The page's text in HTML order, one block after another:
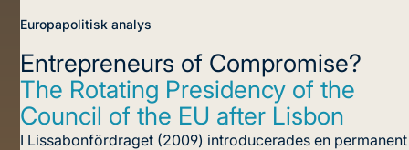
Europapolitisk analys
Entrepreneurs of Compromise?
The Rotating Presidency of the
Council of the EU after Lisbon
I Lissabonfördraget (2009) introducerades en permanent